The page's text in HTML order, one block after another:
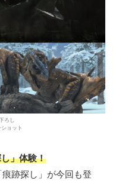
ろし
ョット
」体験！
跡探し」が今回も登